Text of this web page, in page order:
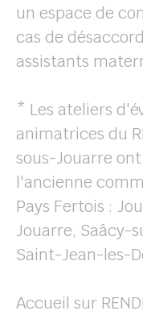
un espace de
cas de
assistants
* Les ateliers
animatrices du
sous-Jouarre
l'ancienne
Pays Fertois :
Jouarre, Saâcy-
Saint-Jean-les-
Accueil sur